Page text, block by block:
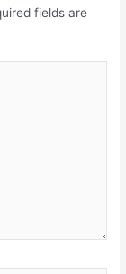
fields are